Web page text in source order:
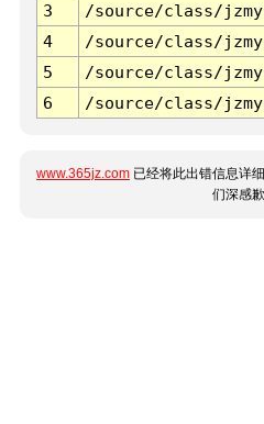
3 /source/class/
4
/source/class/
5
/source/class/
6
/source/class/
www.365jz.com 已经将此出错信息详
们深感